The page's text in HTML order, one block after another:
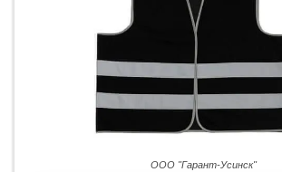
ООО "Гарант-Усинск"